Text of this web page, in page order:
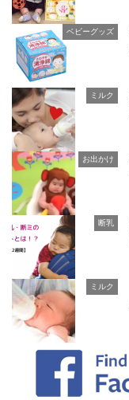
ベビーグッズ
ミルク
お出かけ
断乳
ミルク